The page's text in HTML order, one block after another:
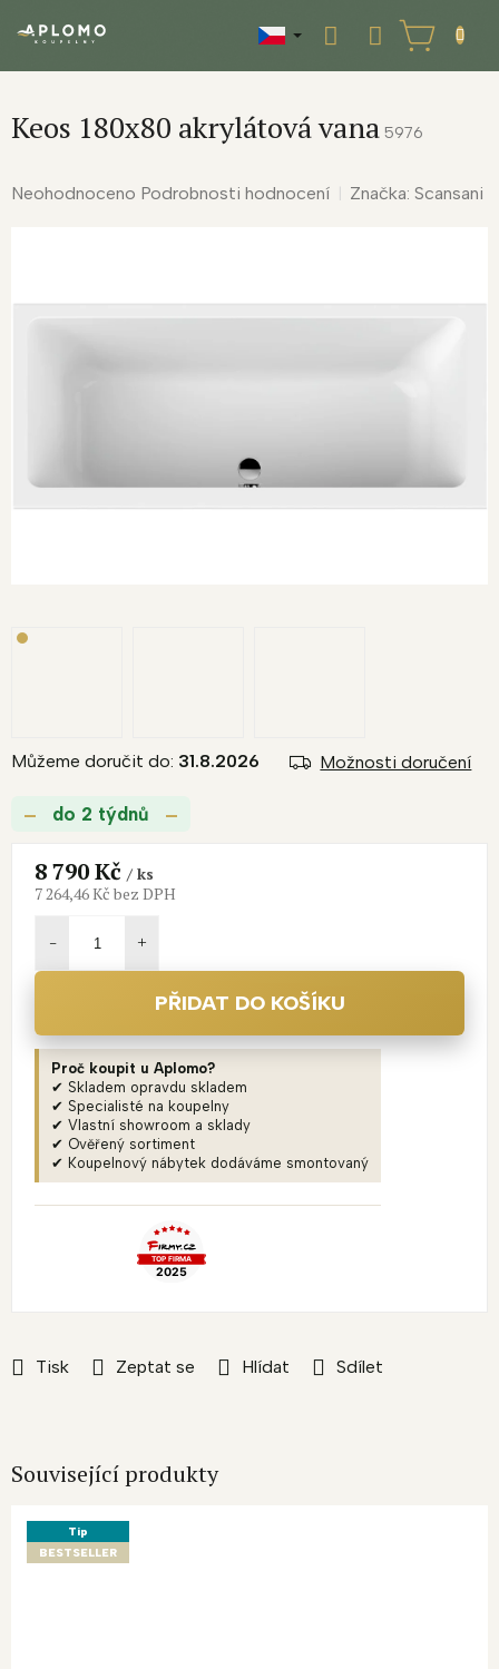
NÁKUPNÍ
KOŠÍK
Keos 180x80 akrylátová vana 5976
Průměrné
Neohodnoceno Podrobnosti hodnocení Značka: Scansani
do 2 týdnů
Můžeme doručit do: 31.8.2026 Možnosti doručení
Tisk Zeptat se Hlídat Sdílet
8 790 Kč/ ks
7 264,46 Kč bez DPH
PŘIDAT DO KOŠÍKU
Proč koupit u Aplomo?
✔ Skladem opravdu skladem
✔ Specialisté na koupelny
✔ Vlastní showroom a sklady
✔ Ověřený sortiment
✔ Koupelnový nábytek dodáváme smontovaný
Související produkty
Tip
BESTSELLER